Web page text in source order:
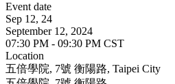
Event date
Sep 12, 24
September 12, 2024
07:30 PM - 09:30 PM CST
Location
五倍學院, 7號 衡陽路, Taipei City